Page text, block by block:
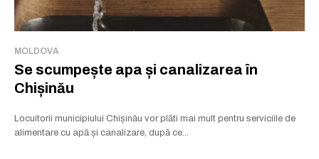
MOLDOVA
Se scumpește apa și canalizarea în
Chișinău
Locuitorii municipiului Chișinău vor plăti mai mult pentru serviciile de
alimentare cu apă și canalizare, după ce...